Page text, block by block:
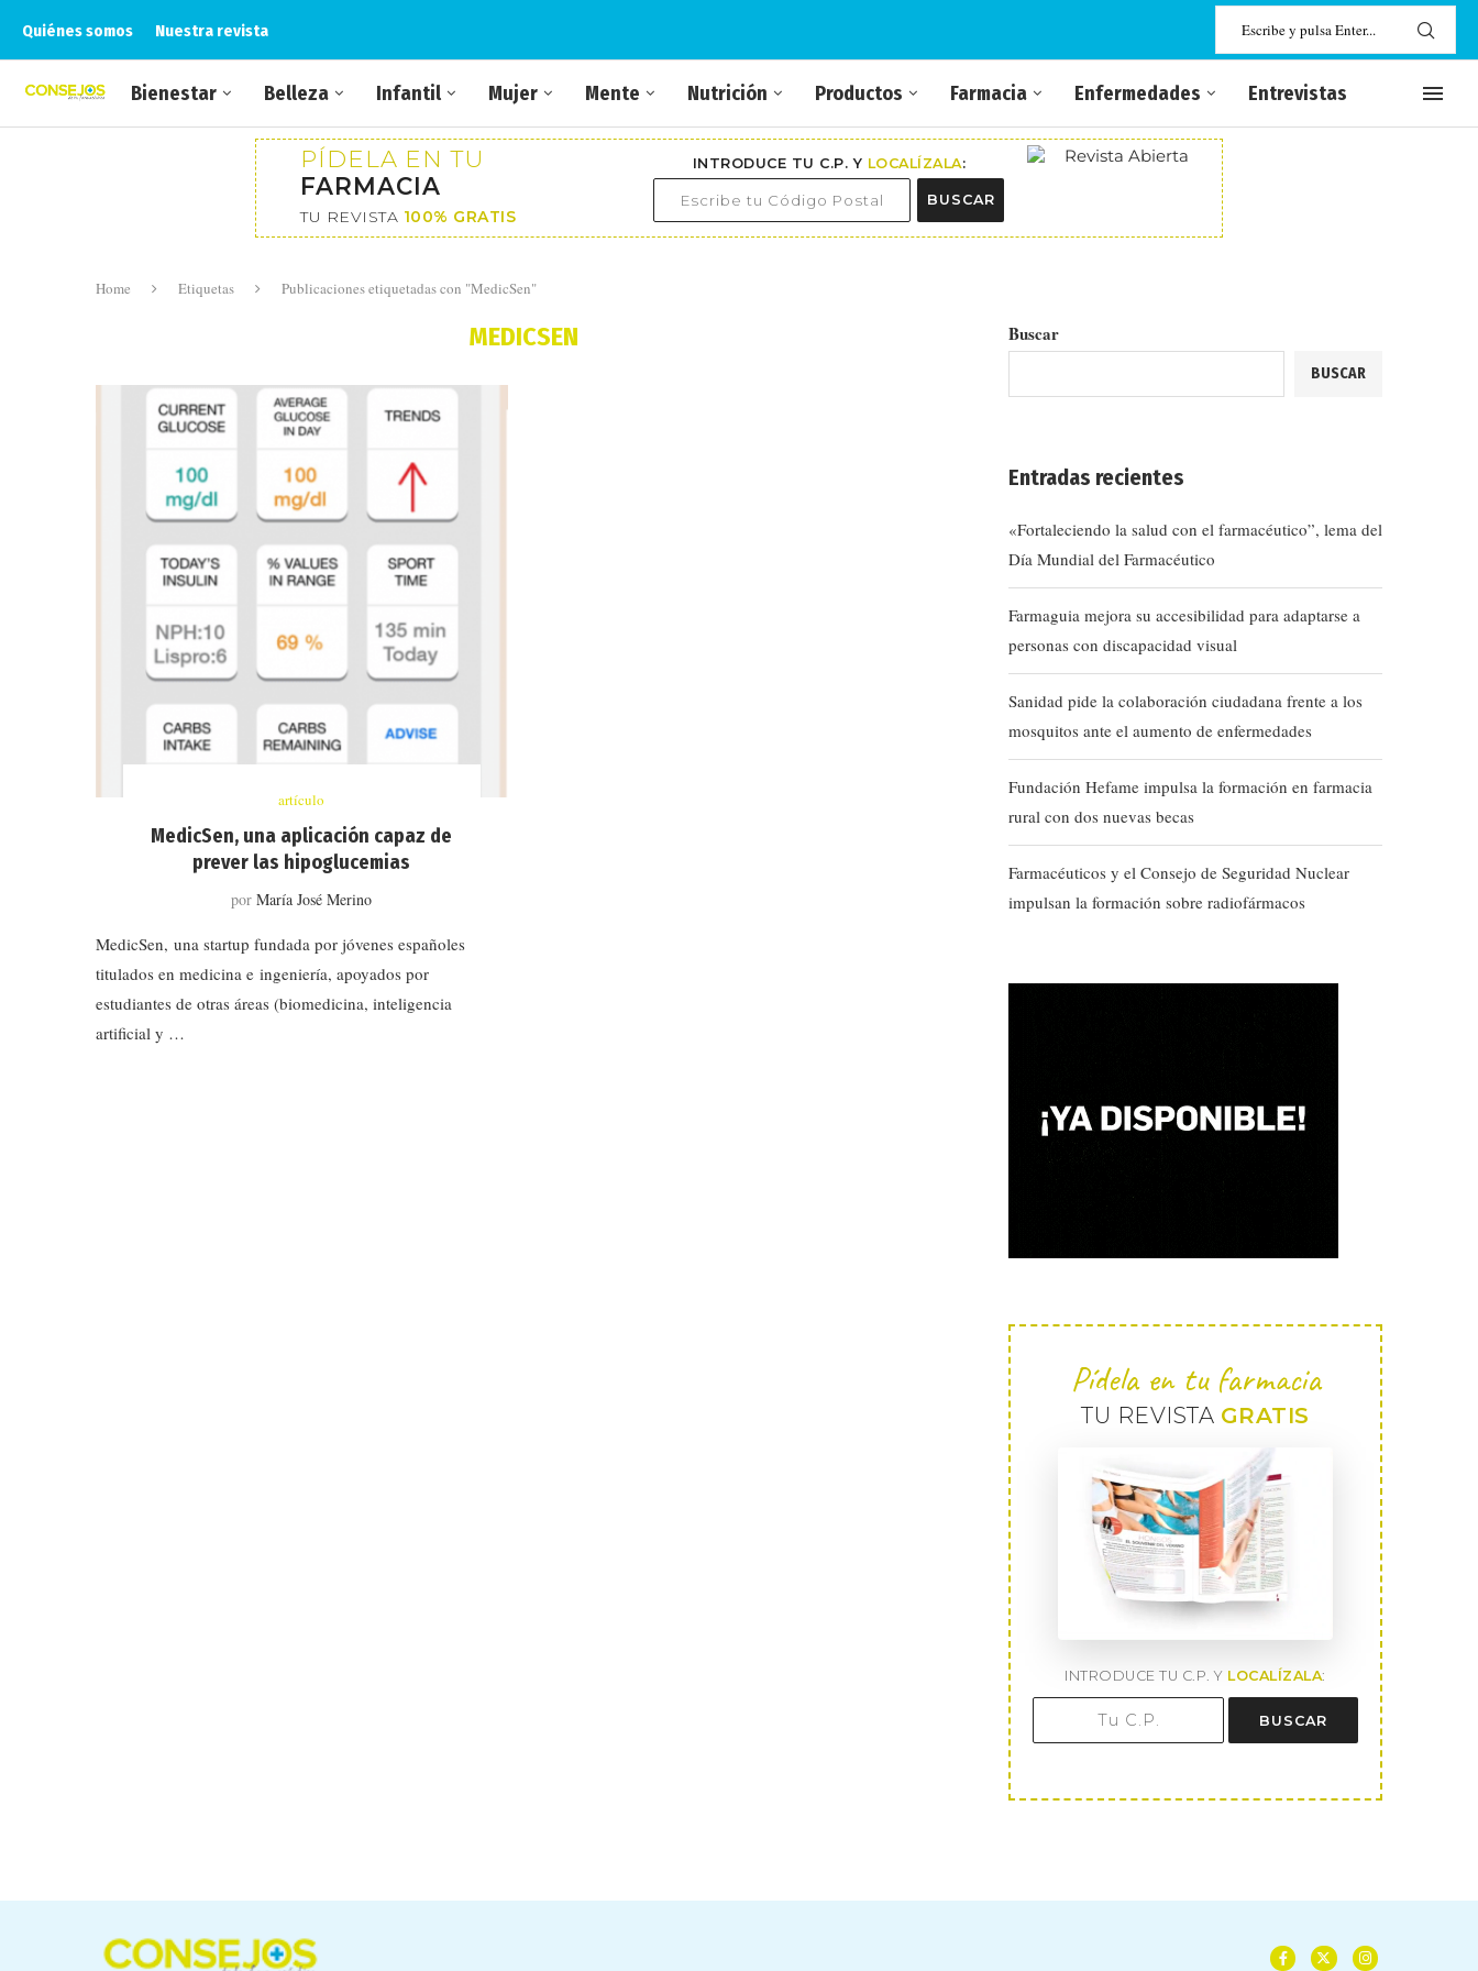
Quiénes somos Nuestra revista
Bienestar Belleza Infantil Mujer Mente Nutrición Productos Farmacia Enfermedades Entrevistas
PÍDELA EN TU
FARMACIA
TU REVISTA 100% GRATIS
INTRODUCE TU C.P. Y LOCALÍZALA:
BUSCAR
Home Etiquetas Publicaciones etiquetadas con "MedicSen"
MEDICSEN
artículo
MedicSen, una aplicación capaz de
prever las hipoglucemias
porMaría José Merino
MedicSen, una startup fundada por jóvenes españoles
titulados en medicina e ingeniería, apoyados por
estudiantes de otras áreas (biomedicina, inteligencia
artificial y …
Buscar
BUSCAR
Entradas recientes
«Fortaleciendo la salud con el farmacéutico”, lema del
Día Mundial del Farmacéutico
Farmaguia mejora su accesibilidad para adaptarse a
personas con discapacidad visual
Sanidad pide la colaboración ciudadana frente a los
mosquitos ante el aumento de enfermedades
Fundación Hefame impulsa la formación en farmacia
rural con dos nuevas becas
Farmacéuticos y el Consejo de Seguridad Nuclear
impulsan la formación sobre radiofármacos
Pídela en tu farmacia
TU REVISTA GRATIS
INTRODUCE TU C.P. Y LOCALÍZALA:
BUSCAR